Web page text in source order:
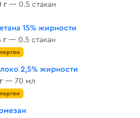
г — 0.5 стакан
15% жирности
г — 0.5 стакан
2,5% жирности
— 70 мл